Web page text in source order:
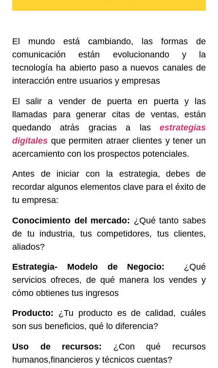
El mundo está cambiando, las formas de
comunicación están evolucionando y la
tecnología ha abierto paso a nuevos canales de
interacción entre usuarios y empresas
El salir a vender de puerta en puerta y las
llamadas para generar citas de ventas, están
quedando atrás gracias a las estrategias
digitales que permiten atraer clientes y tener un
acercamiento con los prospectos potenciales.
Antes de iniciar con la estrategia, debes de
recordar algunos elementos clave para el éxito de
tu empresa:
Conocimiento del mercado: ¿Qué tanto sabes
de tu industria, tus competidores, tus clientes,
aliados?
Estrategia- Modelo de Negocio:
¿Qué
servicios ofreces, de qué manera los vendes y
cómo obtienes tus ingresos
Producto: ¿Tu producto es de calidad, cuáles
son sus beneficios, qué lo diferencia?
Uso de recursos: ¿Con qué recursos
humanos,financieros y técnicos cuentas?